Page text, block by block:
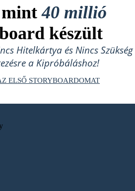
mint40 millió
készült
Hitelkártya és Nincs Szükség
a Kipróbáláshoz!
ELSŐ STORYBOARDOMAT